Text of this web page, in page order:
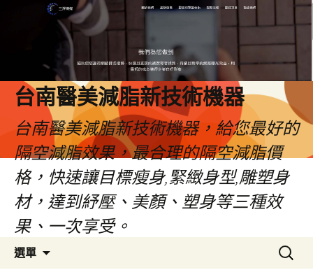
台南醫美減脂新技術機器
台南醫美減脂新技術機器，給您最好的
隔空減脂效果，最合理的隔空減脂價
格，快速讓目標瘦身,緊緻身型,雕塑身
材，達到紓壓、美顏、塑身等三種效
果、一次享受。
選單
搜
尋